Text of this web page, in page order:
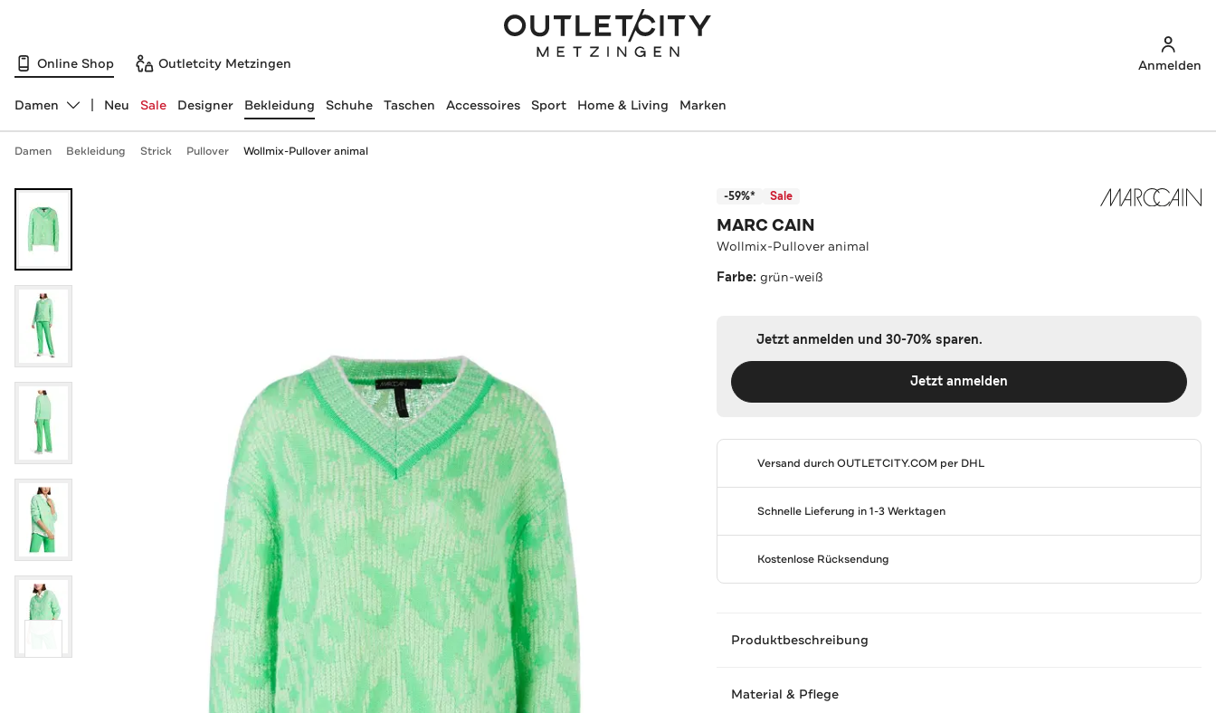
Online Shop Outletcity Metzingen Anmelden
Abteilung ändern, ausgewählt:
Damen Neu Sale Designer Bekleidung Schuhe Taschen Accessoires Sport Home & Living Marken
Damen Bekleidung Strick Pullover Wollmix-Pullover animal
-59%* Sale
MARC CAIN
Wollmix-Pullover animal
Farbe:grün-weiß
Jetzt anmelden und 30-70% sparen.
Jetzt anmelden
Versand durchOUTLETCITY.COM per DHL
Schnelle Lieferung in 1-3 Werktagen
Kostenlose Rücksendung
Produktbeschreibung
Material & Pflege